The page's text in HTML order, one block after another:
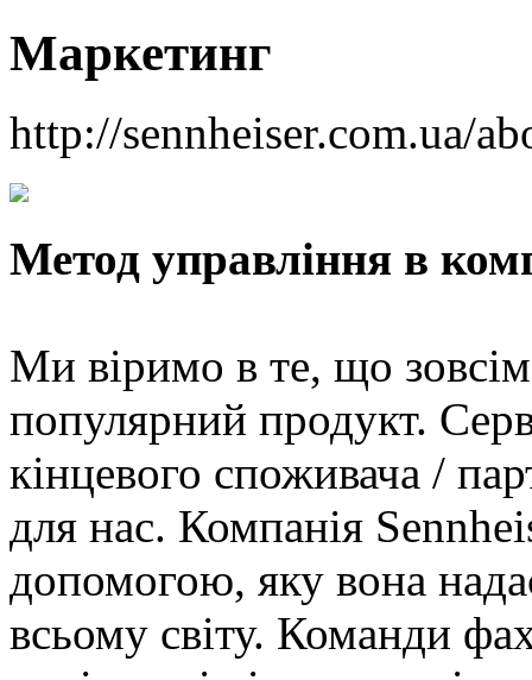
Маркетинг
http://sennheiser.com.ua/
Метод управління в
Ми віримо в те, що
популярний продукт.
кінцевого споживача /
для нас. Компанія
допомогою, яку вона
всьому світу. Команди